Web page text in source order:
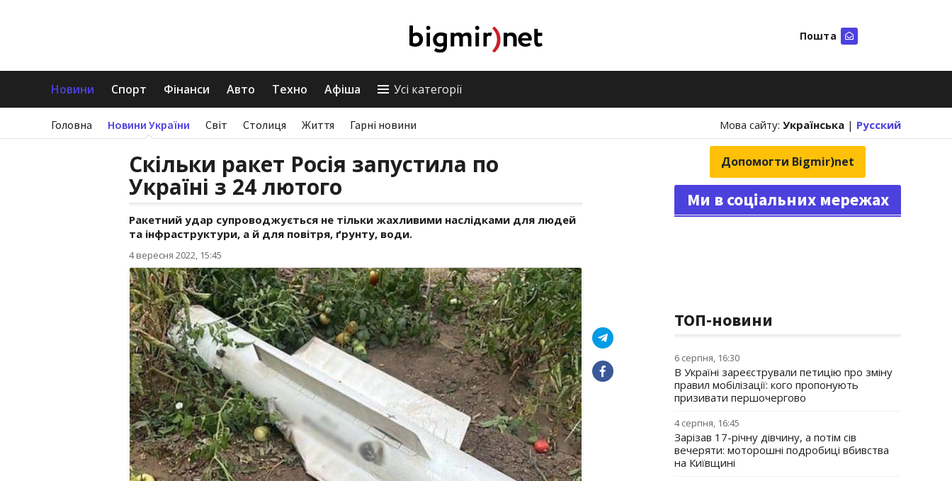
Пошта
Новини Спорт Фінанси Авто Техно Афіша Усі категорії
Головна Новини України Світ Столиця Життя Гарні новини Мова сайту: Українська | Русский
Скільки ракет Росія запустила по
Україні з 24 лютого
Ракетний удар супроводжується не тільки жахливими наслідками для людей
та інфраструктури, а й для повітря, ґрунту, води.
4 вересня 2022, 15:45
Допомогти Bigmir)net
Ми в соціальних мережах
ТОП-новини
6 серпня, 16:30
В Україні зареєстрували петицію про зміну
правил мобілізації: кого пропонують
призивати першочергово
4 серпня, 16:45
Зарізав 17-річну дівчину, а потім сів
вечеряти: моторошні подробиці вбивства
на Київщині